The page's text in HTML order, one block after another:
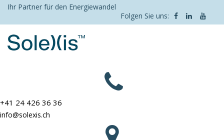
Skip
content
Ihr Partner für den Energiewandel
Folgen Sie uns:
+41 24 426 36 36
info@solexis.ch